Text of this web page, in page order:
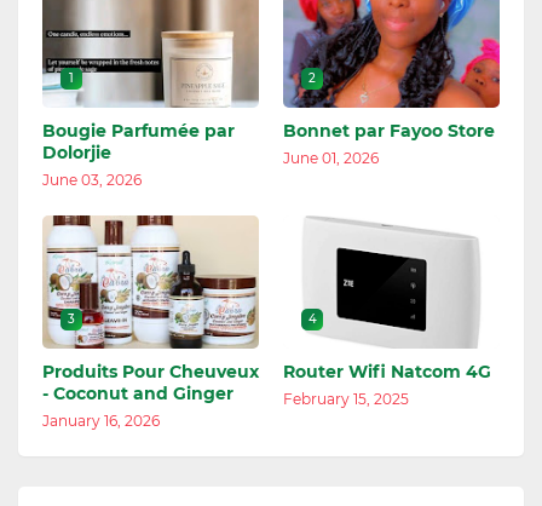
1
Bougie Parfumée par
Dolorjie
June 03, 2026
2
Bonnet par Fayoo Store
June 01, 2026
3
Produits Pour Cheuveux
- Coconut and Ginger
January 16, 2026
4
Router Wifi Natcom 4G
February 15, 2025